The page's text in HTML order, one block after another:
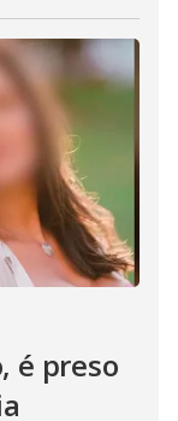
é preso